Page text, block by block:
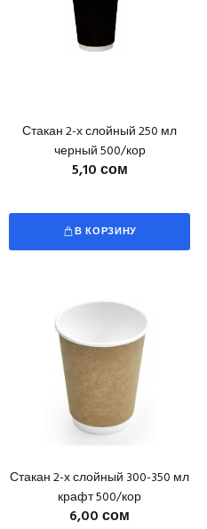
Стакан 2-х слойный 250 мл
черный 500/кор
5,10 сом
В КОРЗИНУ
Стакан 2-х слойный 300-350 мл
крафт 500/кор
6,00 сом